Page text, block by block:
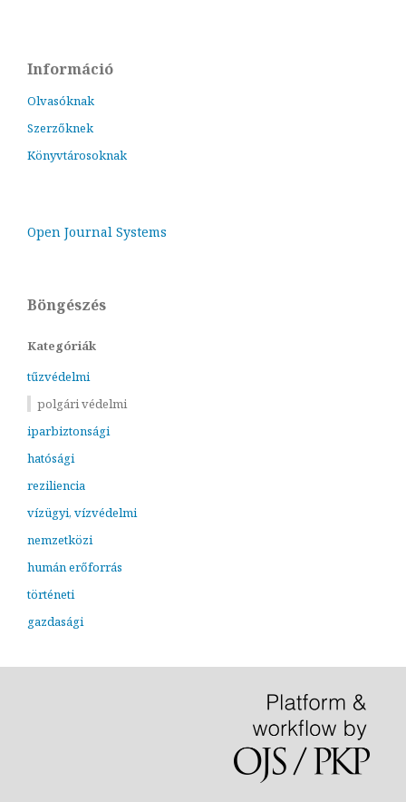
Információ
Olvasóknak
Szerzőknek
Könyvtárosoknak
Open Journal Systems
Böngészés
Kategóriák
tűzvédelmi
polgári védelmi
iparbiztonsági
hatósági
reziliencia
vízügyi, vízvédelmi
nemzetközi
humán erőforrás
történeti
gazdasági